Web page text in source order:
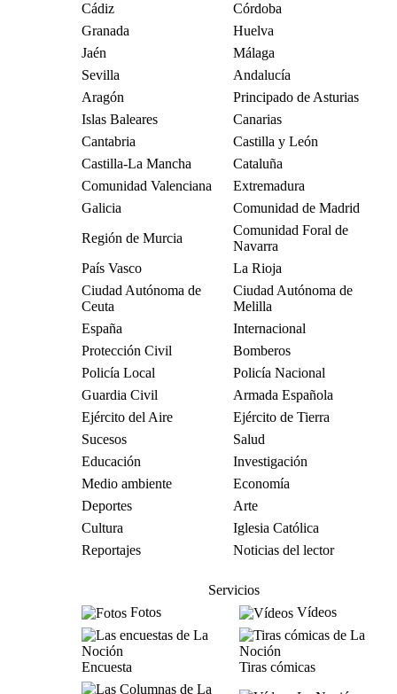
Cádiz
Córdoba
Granada
Huelva
Jaén
Málaga
Sevilla
Andalucía
Aragón
Principado de Asturias
Islas Baleares
Canarias
Cantabria
Castilla y León
Castilla-La Mancha
Cataluña
Comunidad Valenciana
Extremadura
Galicia
Comunidad de Madrid
Región de Murcia
Comunidad Foral de
Navarra
País Vasco
La Rioja
Ciudad Autónoma de
Ceuta
Ciudad Autónoma de
Melilla
España
Internacional
Protección Civil
Bomberos
Policía Local
Policía Nacional
Guardia Civil
Armada Española
Ejército del Aire
Ejército de Tierra
Sucesos
Salud
Educación
Investigación
Medio ambiente
Economía
Deportes
Arte
Cultura
Iglesia Católica
Reportajes
Noticias del lector
Servicios
Fotos
Vídeos
Encuesta Tiras cómicas